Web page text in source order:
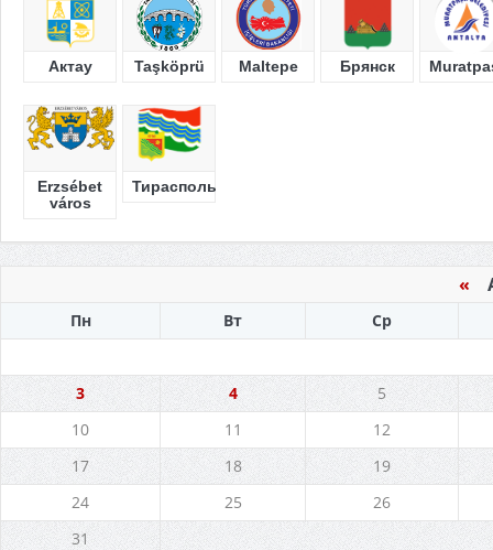
Актау Taşköprü Maltepe Брянск
Erzsébet
város
Тирасполь
«
Пн Вт Ср
3 4
5
10
11
12
17
18
19
24
25
26
31